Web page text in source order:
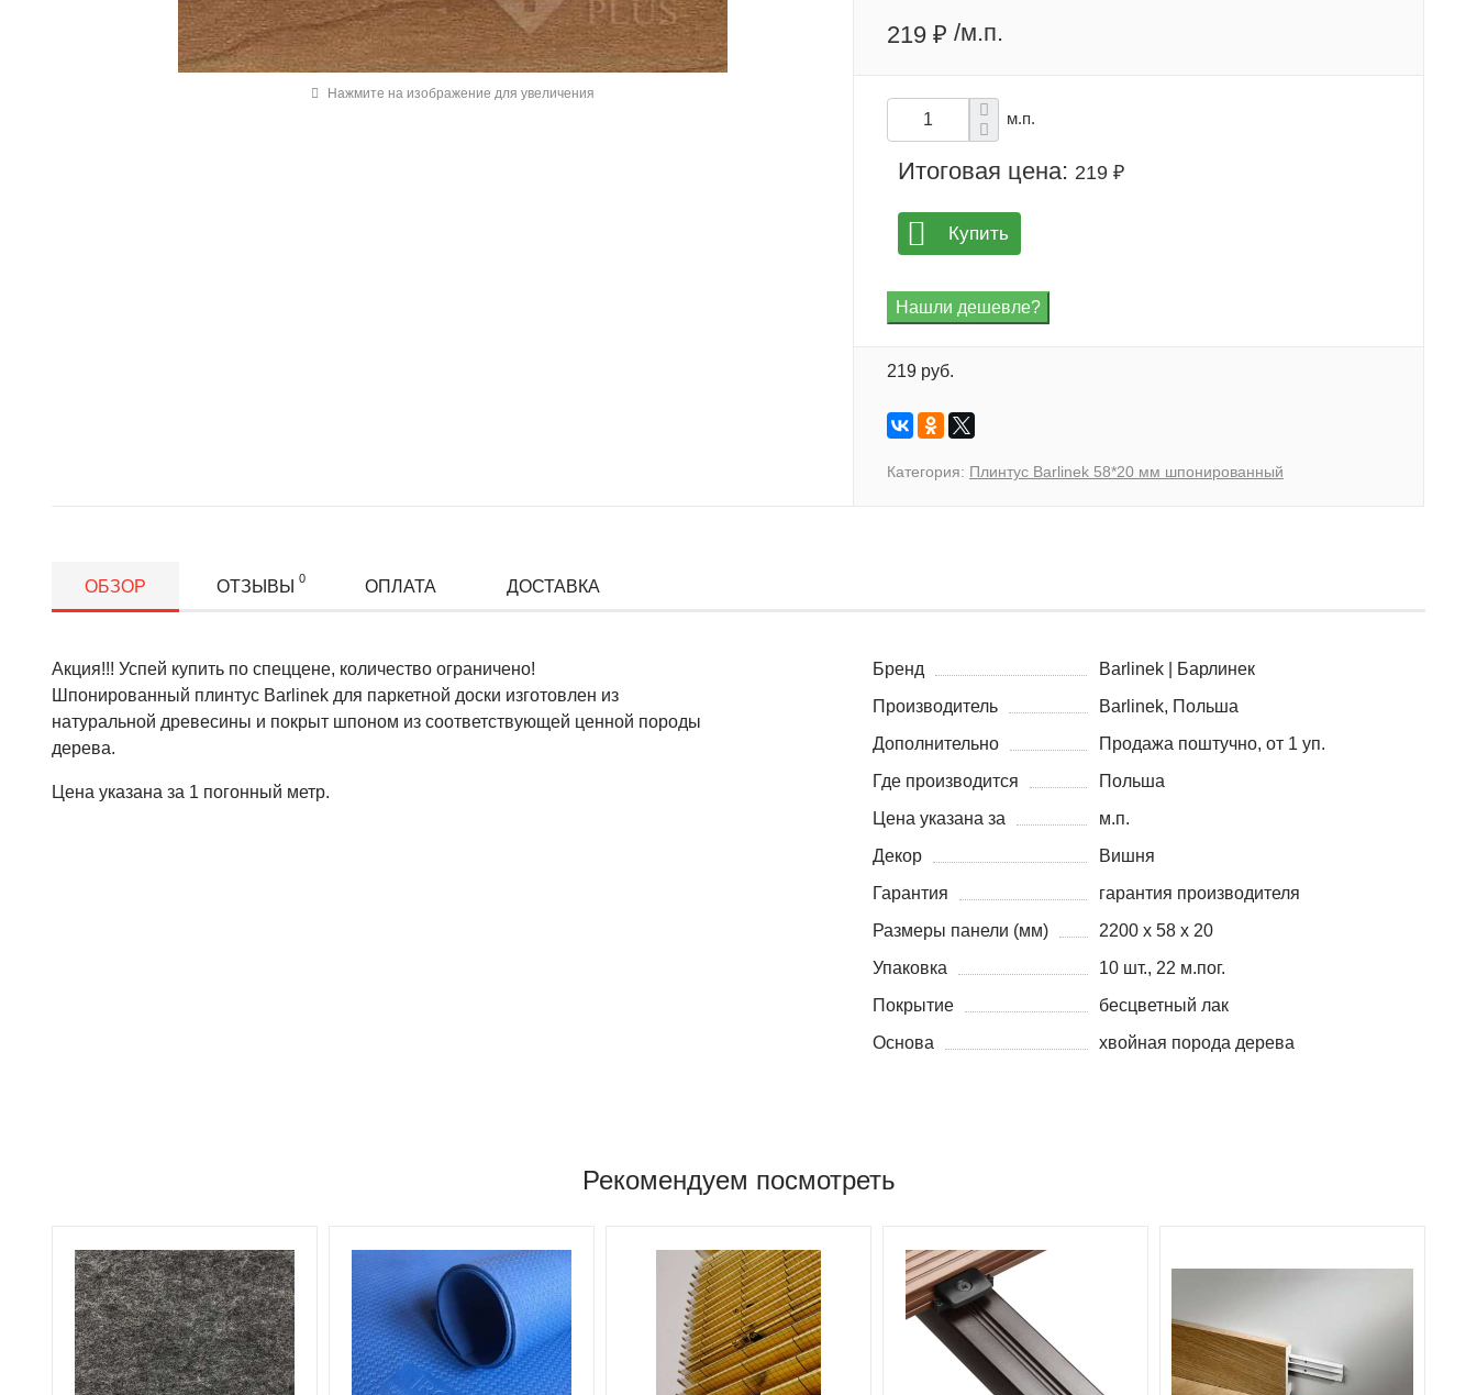
Нажмите на изображение для увеличения
219 ₽ /м.п.
м.п.
Итоговая цена: 219 ₽
Купить
219 руб.
Категория: Плинтус Barlinek 58*20 мм шпонированный
ОБЗОР ОТЗЫВЫ 0 ОПЛАТА ДОСТАВКА
Акция!!! Успей купить по спеццене, количество ограничено!
Шпонированный плинтус Barlinek для паркетной доски изготовлен из
натуральной древесины и покрыт шпоном из соответствующей ценной породы
дерева.
Цена указана за 1 погонный метр.
Бренд
Barlinek | Барлинек
Производитель
Barlinek, Польша
Дополнительно
Продажа поштучно, от 1 уп.
Где производится
Польша
Цена указана за
м.п.
Декор
Вишня
Гарантия
гарантия производителя
Размеры панели (мм)
2200 х 58 х 20
Упаковка
10 шт., 22 м.пог.
Покрытие
бесцветный лак
Основа
хвойная порода дерева
Рекомендуем посмотреть